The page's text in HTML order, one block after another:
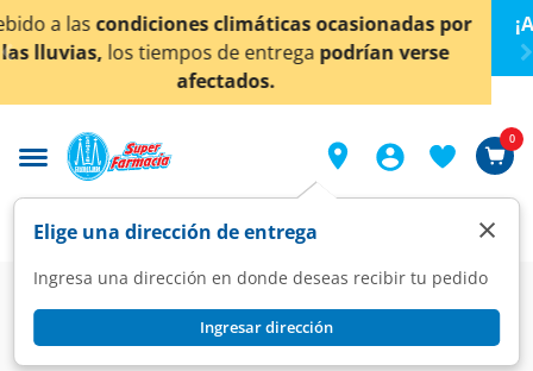
< div class="carousel-inner">
por
verse
¡Ahora también en Aguascalientes!
conocer detalles.
Elige una dirección de entrega
Ingresa una dirección en donde deseas recibir tu pedido
Ingresar dirección
×
0
Farmacia Visual Oftalmología
Manzanilla Sophia 0.25mg/ml Solución Gotas, 15 ml.